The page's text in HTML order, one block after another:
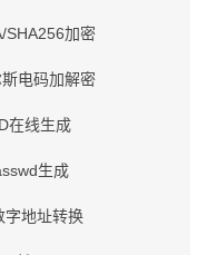
SHA256加密
电码加解密
在线生成
生成
字地址转换